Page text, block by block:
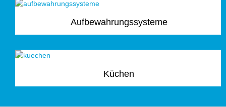
Aufbewahrungssysteme
Küchen